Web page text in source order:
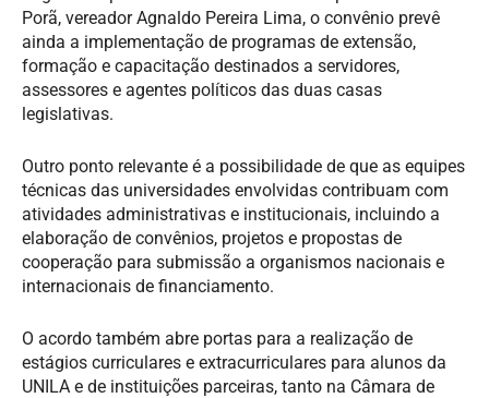
Porã, vereador Agnaldo Pereira Lima, o convênio prevê
ainda a implementação de programas de extensão,
formação e capacitação destinados a servidores,
assessores e agentes políticos das duas casas
legislativas.
Outro ponto relevante é a possibilidade de que as equipes
técnicas das universidades envolvidas contribuam com
atividades administrativas e institucionais, incluindo a
elaboração de convênios, projetos e propostas de
cooperação para submissão a organismos nacionais e
internacionais de financiamento.
O acordo também abre portas para a realização de
estágios curriculares e extracurriculares para alunos da
UNILA e de instituições parceiras, tanto na Câmara de